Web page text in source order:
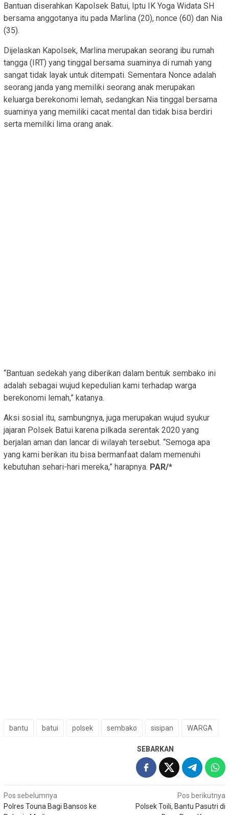
Bantuan diserahkan Kapolsek Batui, Iptu IK Yoga Widata SH
bersama anggotanya itu pada Marlina (20), nonce (60) dan Nia
(35).
Dijelaskan Kapolsek, Marlina merupakan seorang ibu rumah
tangga (IRT) yang tinggal bersama suaminya di rumah yang
sangat tidak layak untuk ditempati. Sementara Nonce adalah
seorang janda yang memiliki seorang anak merupakan
keluarga berekonomi lemah, sedangkan Nia tinggal bersama
suaminya yang memiliki cacat mental dan tidak bisa berdiri
serta memiliki lima orang anak.
“Bantuan sedekah yang diberikan dalam bentuk sembako ini
adalah sebagai wujud kepedulian kami terhadap warga
berekonomi lemah,” katanya.
Aksi sosial itu, sambungnya, juga merupakan wujud syukur
jajaran Polsek Batui karena pilkada serentak 2020 yang
berjalan aman dan lancar di wilayah tersebut. “Semoga apa
yang kami berikan itu bisa bermanfaat dalam memenuhi
kebutuhan sehari-hari mereka,” harapnya. PAR/*
bantu batui polsek sembako sisipan WARGA
SEBARKAN
Navigasi
pos
Pos sebelumnya
Polres Touna Bagi Bansos ke
Pos berikutnya
Polsek Toili, Bantu Pasutri di